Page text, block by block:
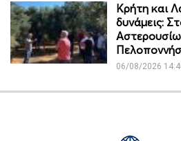
Κρήτη και
δυνάμεις:
06/08/2026